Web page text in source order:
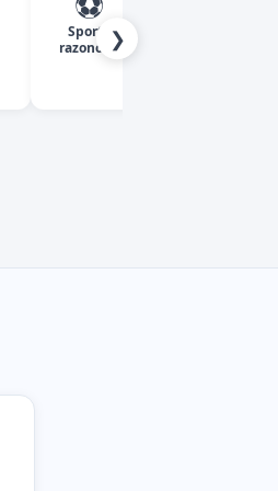
Sport i
razonoda❯